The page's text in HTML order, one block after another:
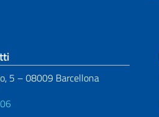
footer
5 – 08009 Barcellona